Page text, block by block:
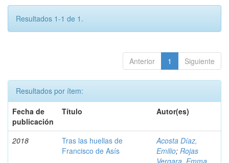
Resultados 1-1 de 1.
Anterior 1 Siguiente
Resultados por ítem:
Fecha de
publicación
Título Autor(es)
2018
Tras las huellas de
Francisco de Asís
Acosta Díaz,
Emilio; Rojas
Vergara, Emma